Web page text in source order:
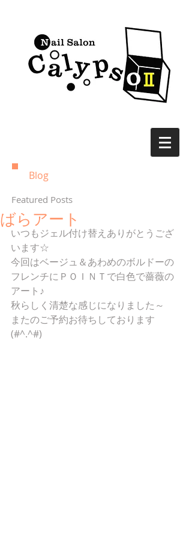
Blog
Featured Posts
ばらアート
いつもジェル付け替えありがとうござ
います☆
今回はベージュ＆あわめのボルドーの
フレンチにＰＯＩＮＴで白色で薔薇の
アート♪
秋らしく清楚な感じになりました～
またのご予約お待ちしております
(#^.^#)